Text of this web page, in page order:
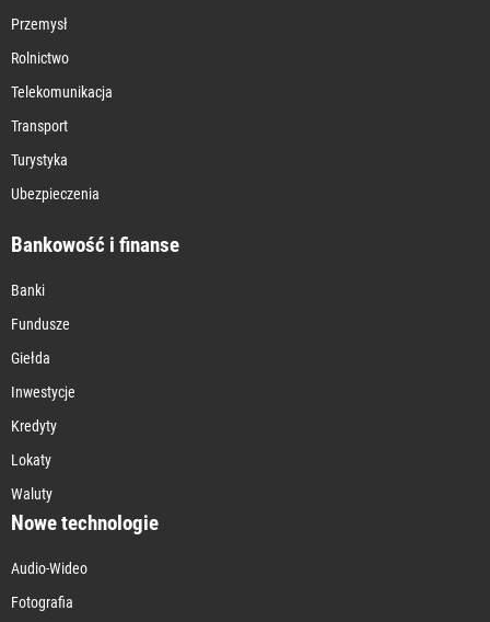
Przemysł
Rolnictwo
Telekomunikacja
Transport
Turystyka
Ubezpieczenia
Bankowość i finanse
Banki
Fundusze
Giełda
Inwestycje
Kredyty
Lokaty
Waluty
Nowe technologie
Audio-Wideo
Fotografia